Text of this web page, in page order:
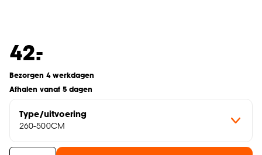
42.
-
Bezorgen 4 werkdagen
Afhalen vanaf 5 dagen
Type/uitvoering
260-500CM